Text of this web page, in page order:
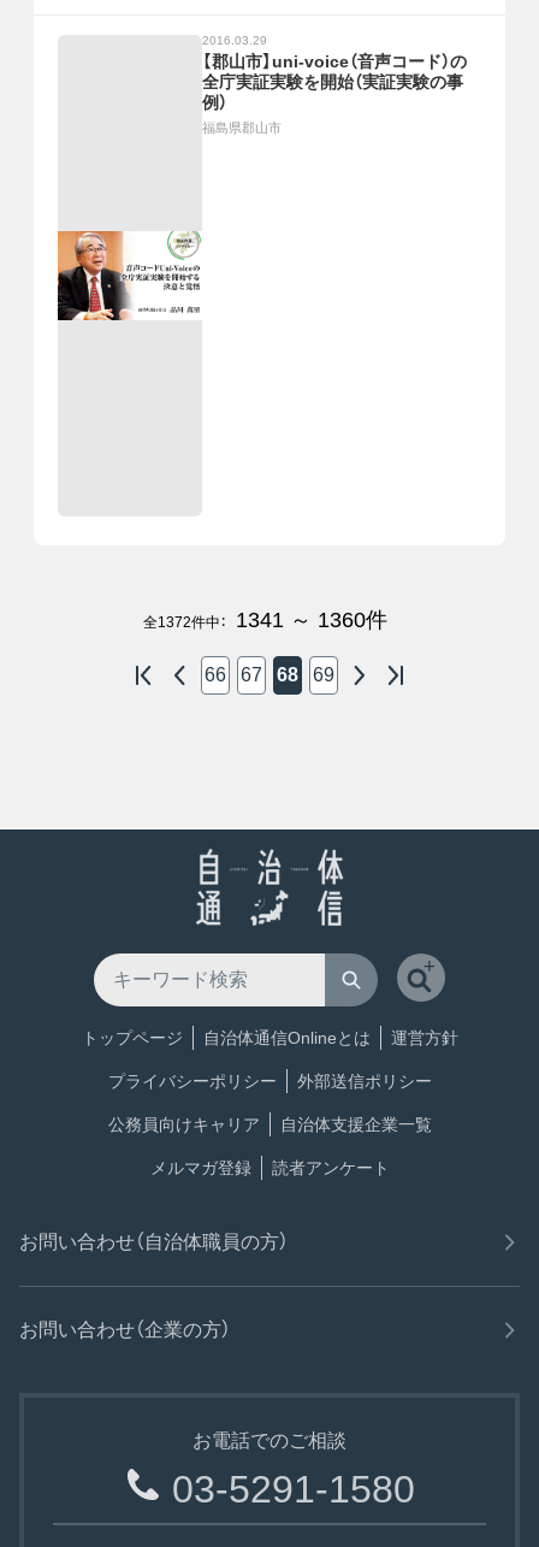
2016.03.29
【郡山市】uni-voice（音声コード）の
全庁実証実験を開始（実証実験の事
例）
福島県郡山市
全1372件中： 1341 ～ 1360件
66 67 68 69
トップページ 自治体通信Onlineとは 運営方針
プライバシーポリシー 外部送信ポリシー
公務員向けキャリア 自治体支援企業一覧
メルマガ登録 読者アンケート
お問い合わせ（自治体職員の方）
お問い合わせ（企業の方）
お電話でのご相談
03-5291-1580